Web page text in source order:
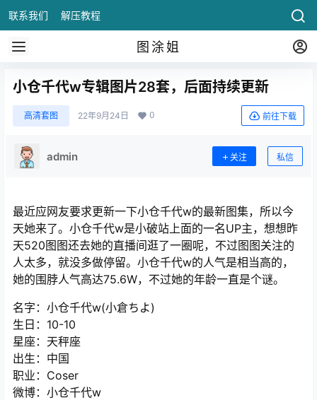
联系我们 解压教程
图涂姐
小仓千代w专辑图片28套，后面持续更新
高清套图 22年9月24日 0 前往下载
admin 关注 私信
最近应网友要求更新一下小仓千代w的最新图集，所以今
天她来了。小仓千代w是小破站上面的一名UP主，想想昨
天520图图还去她的直播间逛了一圈呢，不过图图关注的
人太多，就没多做停留。小仓千代w的人气是相当高的，
她的围脖人气高达75.6W，不过她的年龄一直是个谜。
名字：小仓千代w(小倉ちよ)
生日：10-10
星座：天秤座
出生：中国
职业：Coser
微博：小仓千代w